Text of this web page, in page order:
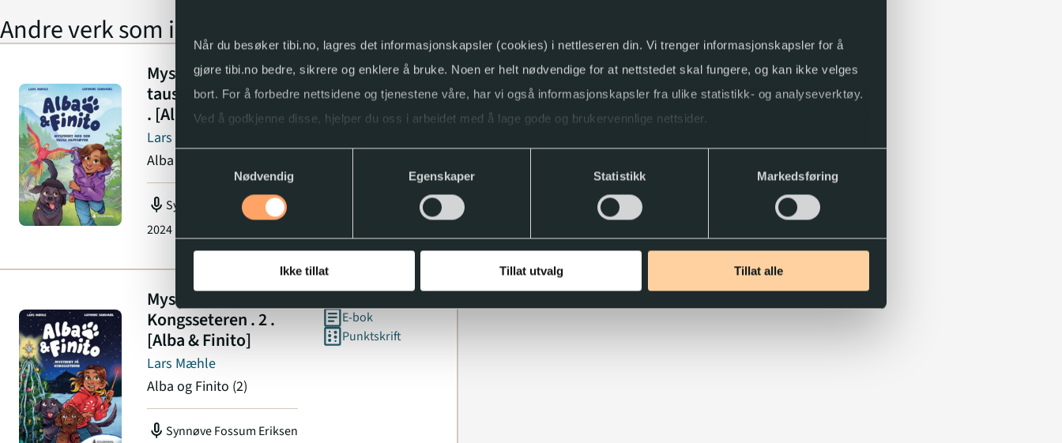
Når du besøker tibi.no, lagres det informasjonskapsler (cookies) i nettleseren din. Vi trenger informasjonskapsler for å
gjøre tibi.no bedre, sikrere og enklere å bruke. Noen er helt nødvendige for at nettstedet skal fungere, og kan ikke velges
bort. For å forbedre nettsidene og tjenestene våre, har vi også informasjonskapsler fra ulike statistikk- og analyseverktøy.
Ved å godkjenne disse, hjelper du oss i arbeidet med å lage gode og brukervennlige nettsider.
Nødvendig
Egenskaper Statistikk Markedsføring
Ikke tillat Tillat utvalg Tillat alle
Andre verk som inngår i serien
Mysteriet med den
tause papegøyen . 1
. [Alba & Finito]
Lars Mæhle
Alba og Finito
mic Synnøve Fossum Eriksen
2024
Lydbok med tekst
E-bok
Punktskrift
Mysteriet på
Kongsseteren . 2 .
[Alba & Finito]
Lars Mæhle
Alba og Finito (2)
mic Synnøve Fossum Eriksen
E-bok
Punktskrift